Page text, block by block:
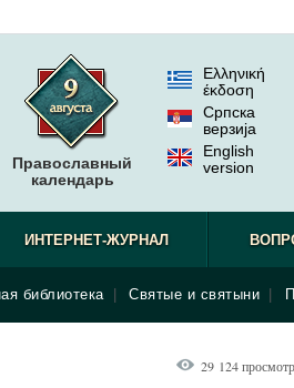
Православный
календарь
Ελληνική
έκδοση
Српска
верзиjа
English
version
библиотека Святые и святыни
ИНТЕРНЕТ-ЖУРНАЛ
29 124